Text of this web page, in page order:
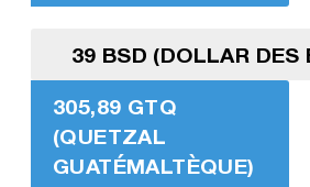
39 BSD (DOLLAR DES
305,89 GTQ
(QUETZAL
GUATÉMALTÈQUE)